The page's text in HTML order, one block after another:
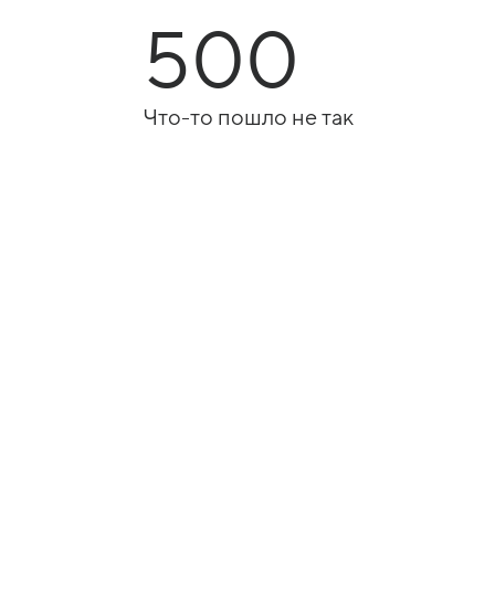
500
Что-то пошло не так